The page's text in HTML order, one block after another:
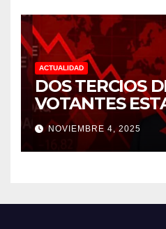
DEDICACIÓN
VIÑEDOS
ACTUALIDAD
DOS TERCIOS
VOTANTES
FRUSTRADOS
PORQUE EL
CADA DIA
NEWS.
NOVIEMBRE 4, 2025